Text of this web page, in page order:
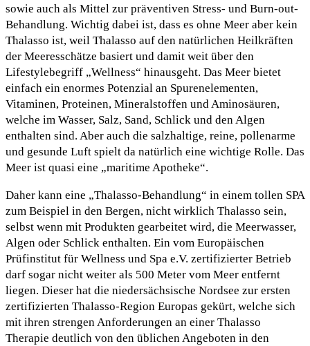
sowie auch als Mittel zur präventiven Stress- und Burn-out-
Behandlung. Wichtig dabei ist, dass es ohne Meer aber kein
Thalasso ist, weil Thalasso auf den natürlichen Heilkräften
der Meeresschätze basiert und damit weit über den
Lifestylebegriff „Wellness“ hinausgeht. Das Meer bietet
einfach ein enormes Potenzial an Spurenelementen,
Vitaminen, Proteinen, Mineralstoffen und Aminosäuren,
welche im Wasser, Salz, Sand, Schlick und den Algen
enthalten sind. Aber auch die salzhaltige, reine, pollenarme
und gesunde Luft spielt da natürlich eine wichtige Rolle. Das
Meer ist quasi eine „maritime Apotheke“.
Daher kann eine „Thalasso-Behandlung“ in einem tollen SPA
zum Beispiel in den Bergen, nicht wirklich Thalasso sein,
selbst wenn mit Produkten gearbeitet wird, die Meerwasser,
Algen oder Schlick enthalten. Ein vom Europäischen
Prüfinstitut für Wellness und Spa e.V. zertifizierter Betrieb
darf sogar nicht weiter als 500 Meter vom Meer entfernt
liegen. Dieser hat die niedersächsische Nordsee zur ersten
zertifizierten Thalasso-Region Europas gekürt, welche sich
mit ihren strengen Anforderungen an einer Thalasso
Therapie deutlich von den üblichen Angeboten in den